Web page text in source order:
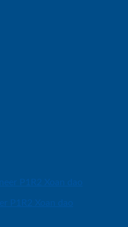
P1R2 Xoan dao